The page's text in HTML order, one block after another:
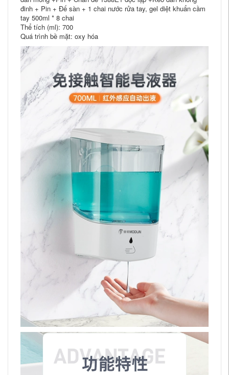
đinh + Pin + Đế sàn + 1 chai nước rửa tay, gel diệt khuẩn cầm
tay 500ml * 8 chai
Thể tích (ml): 700
Quá trình bề mặt: oxy hóa